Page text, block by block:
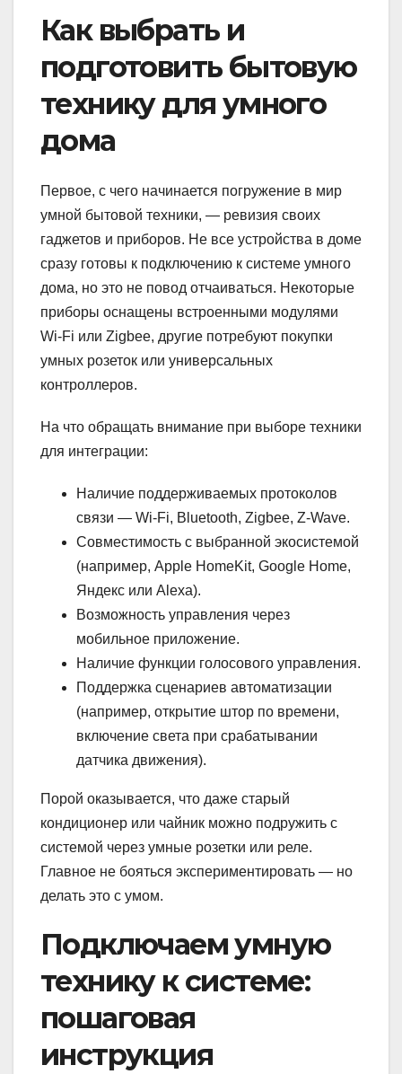
Как выбрать и
подготовить бытовую
технику для умного
дома
Первое, с чего начинается погружение в мир
умной бытовой техники, — ревизия своих
гаджетов и приборов. Не все устройства в доме
сразу готовы к подключению к системе умного
дома, но это не повод отчаиваться. Некоторые
приборы оснащены встроенными модулями
Wi-Fi или Zigbee, другие потребуют покупки
умных розеток или универсальных
контроллеров.
На что обращать внимание при выборе техники
для интеграции:
Наличие поддерживаемых протоколов
связи — Wi-Fi, Bluetooth, Zigbee, Z-Wave.
Совместимость с выбранной экосистемой
(например, Apple HomeKit, Google Home,
Яндекс или Alexa).
Возможность управления через
мобильное приложение.
Наличие функции голосового управления.
Поддержка сценариев автоматизации
(например, открытие штор по времени,
включение света при срабатывании
датчика движения).
Порой оказывается, что даже старый
кондиционер или чайник можно подружить с
системой через умные розетки или реле.
Главное не бояться экспериментировать — но
делать это с умом.
Подключаем умную
технику к системе:
пошаговая
инструкция